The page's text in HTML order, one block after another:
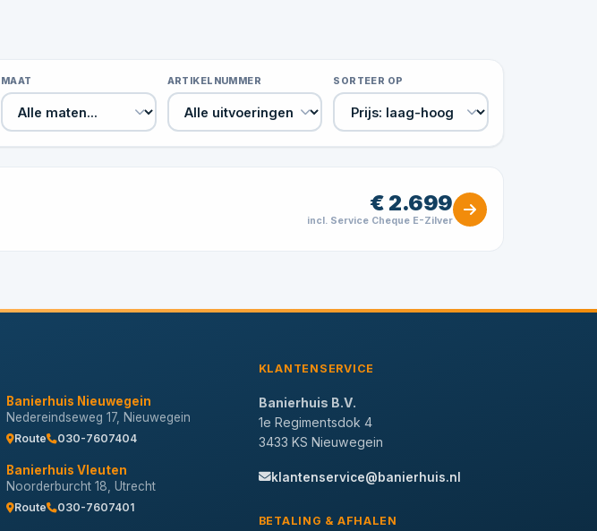
MAAT ARTIKELNUMMER SORTEER OP
€ 2.699
incl. Service Cheque E-Zilver
Banierhuis Nieuwegein
Nedereindseweg 17, Nieuwegein
Route 030-7607404
Banierhuis Vleuten
Noorderburcht 18, Utrecht
Route 030-7607401
KLANTENSERVICE
Banierhuis B.V.
1e Regimentsdok 4
3433 KS Nieuwegein
klantenservice@banierhuis.nl
BETALING & AFHALEN